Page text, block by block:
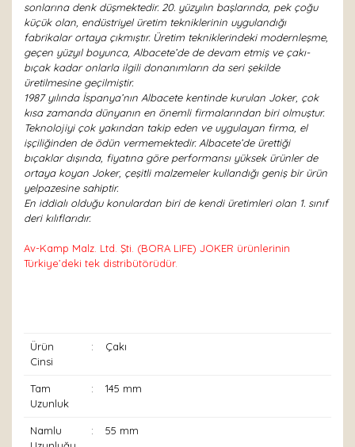
sonlarına denk düşmektedir. 20. yüzyılın başlarında, pek çoğu
küçük olan, endüstriyel üretim tekniklerinin uygulandığı
fabrikalar ortaya çıkmıştır. Üretim tekniklerindeki modernleşme,
geçen yüzyıl boyunca, Albacete’de de devam etmiş ve çakı-
bıçak kadar onlarla ilgili donanımların da seri şekilde
üretilmesine geçilmiştir.
1987 yılında İspanya’nın Albacete kentinde kurulan Joker, çok
kısa zamanda dünyanın en önemli firmalarından biri olmuştur.
Teknolojiyi çok yakından takip eden ve uygulayan firma, el
işçiliğinden de ödün vermemektedir. Albacete’de ürettiği
bıçaklar dışında, fiyatına göre performansı yüksek ürünler de
ortaya koyan Joker, çeşitli malzemeler kullandığı geniş bir ürün
yelpazesine sahiptir.
En iddialı olduğu konulardan biri de kendi üretimleri olan 1. sınıf
deri kılıflarıdır.
Av-Kamp Malz. Ltd. Şti. (BORA LIFE) JOKER ürünlerinin
Türkiye’deki tek distribütörüdür.
Ürün
Cinsi
: Çakı
Tam
Uzunluk
: 145 mm
Namlu
: 55 mm